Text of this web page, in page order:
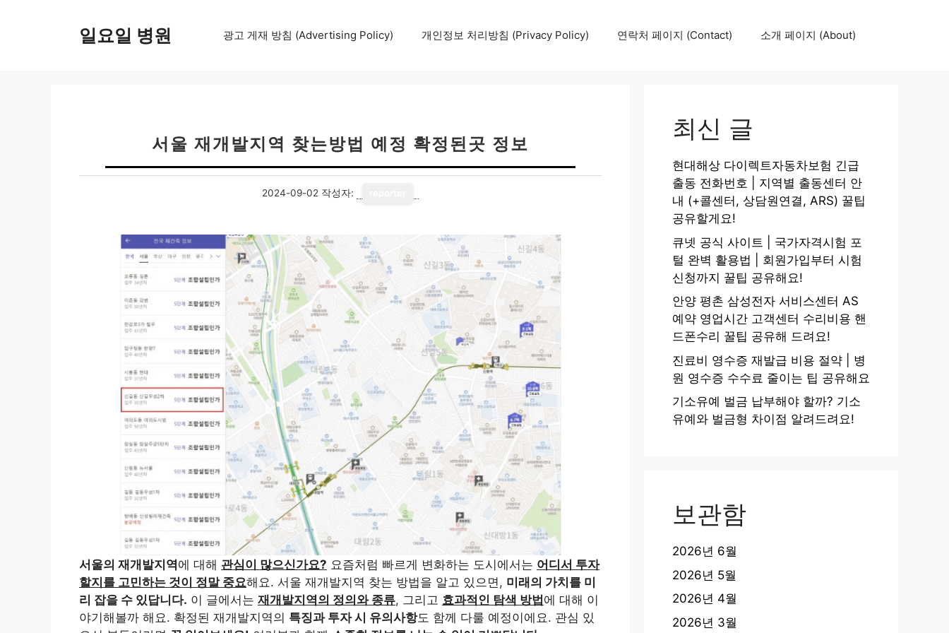
일요일 병원 광고 게재 방침 (Advertising Policy) 개인정보 처리방침 (Privacy Policy) 연락처 페이지 (Contact) 소개 페이지 (About)
서울 재개발지역 찾는방법 예정 확정된곳 정보
2024-09-02 작성자:
서울의 재개발지역에 대해 관심이 많으신가요? 요즘처럼 빠르게 변화하는 도시에서는 어디서 투자
할지를 고민하는 것이 정말 중요해요. 서울 재개발지역 찾는 방법을 알고 있으면, 미래의 가치를 미
리 잡을 수 있답니다. 이 글에서는 재개발지역의 정의와 종류, 그리고 효과적인 탐색 방법 에 대해 이
야기해볼까 해요. 확정된 재개발지역의 특징과 투자 시 유의사항도 함께 다룰 예정이에요. 관심 있
최신 글
현대해상 다이렉트자동차보험 긴급
출동 전화번호 | 지역별 출동센터 안
내 (+콜센터, 상담원연결, ARS) 꿀팁
공유할게요!
큐넷 공식 사이트 | 국가자격시험 포
털 완벽 활용법 | 회원가입부터 시험
신청까지 꿀팁 공유해요!
안양 평촌 삼성전자 서비스센터 AS
예약 영업시간 고객센터 수리비용 핸
드폰수리 꿀팁 공유해 드려요!
진료비 영수증 재발급 비용 절약 | 병
원 영수증 수수료 줄이는 팁 공유해요
기소유예 벌금 납부해야 할까? 기소
유예와 벌금형 차이점 알려드려요!
보관함
2026년 6월
2026년 5월
2026년 4월
2026년 3월